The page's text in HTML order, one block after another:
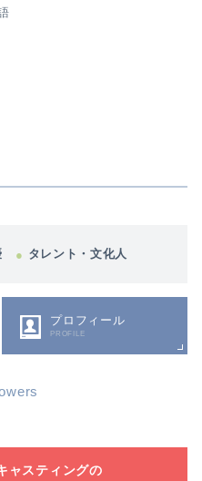
タレント・文化人
プロフィール
PROFILE
ャスティングの